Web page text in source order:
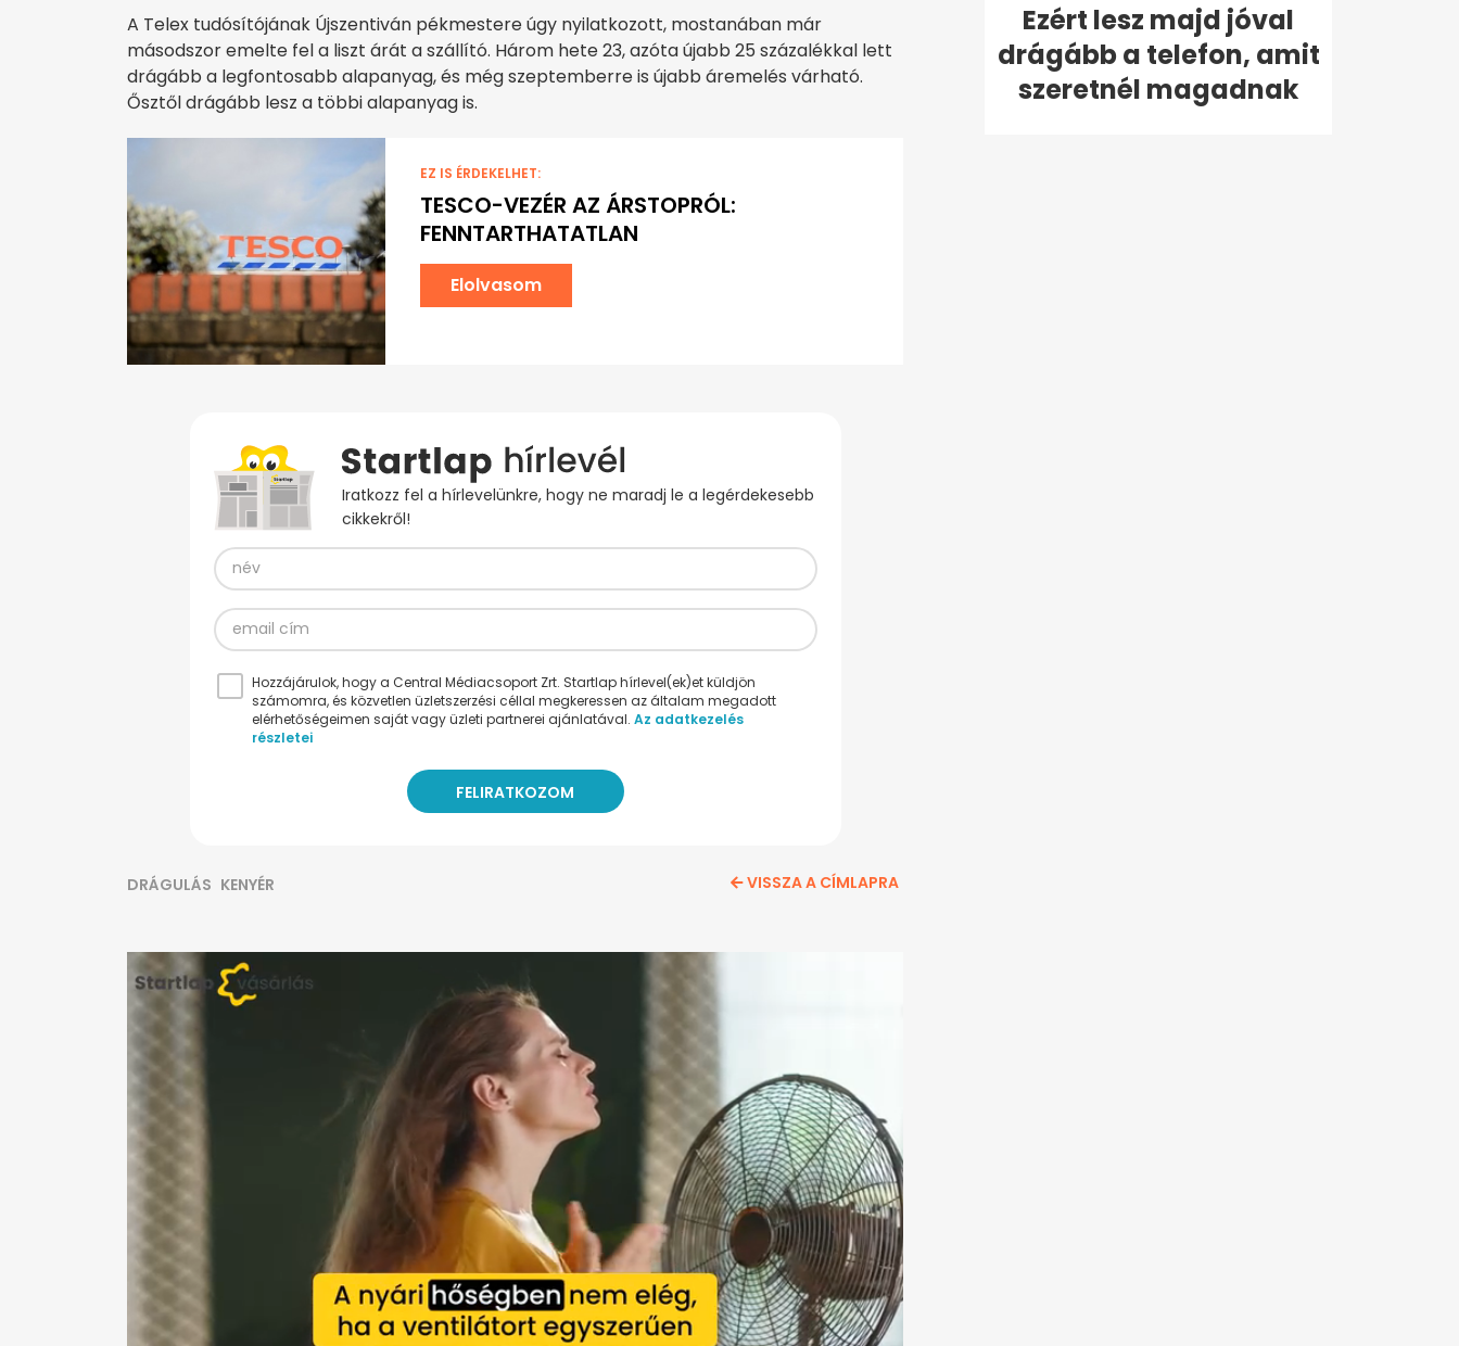
A Telex tudósítójának Újszentiván pékmestere úgy nyilatkozott, mostanában már
másodszor emelte fel a liszt árát a szállító. Három hete 23, azóta újabb 25 százalékkal lett
drágább a legfontosabb alapanyag, és még szeptemberre is újabb áremelés várható.
Ősztől drágább lesz a többi alapanyag is.
EZ IS ÉRDEKELHET:
TESCO-VEZÉR AZ ÁRSTOPRÓL:
FENNTARTHATATLAN
Elolvasom
Iratkozz fel a hírlevelünkre, hogy ne maradj le a legérdekesebb
cikkekről!
Hozzájárulok, hogy a Central Médiacsoport Zrt. Startlap hírlevel(ek)et küldjön
számomra, és közvetlen üzletszerzési céllal megkeressen az általam megadott
elérhetőségeimen saját vagy üzleti partnerei ajánlatával. Az adatkezelés
részletei
DRÁGULÁS KENYÉR VISSZA A CÍMLAPRA
Ezért lesz majd jóval
drágább a telefon, amit
szeretnél magadnak